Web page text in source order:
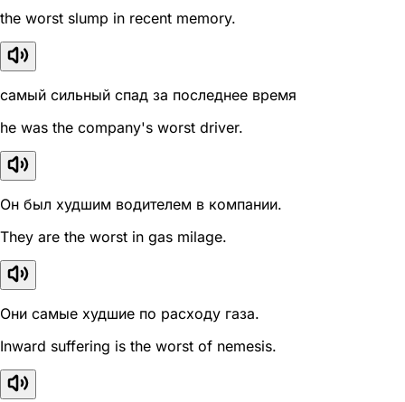
the worst slump in recent memory.
самый сильный спад за последнее время
he was the company's worst driver.
Он был худшим водителем в компании.
They are the worst in gas milage.
Они самые худшие по расходу газа.
Inward suffering is the worst of nemesis.